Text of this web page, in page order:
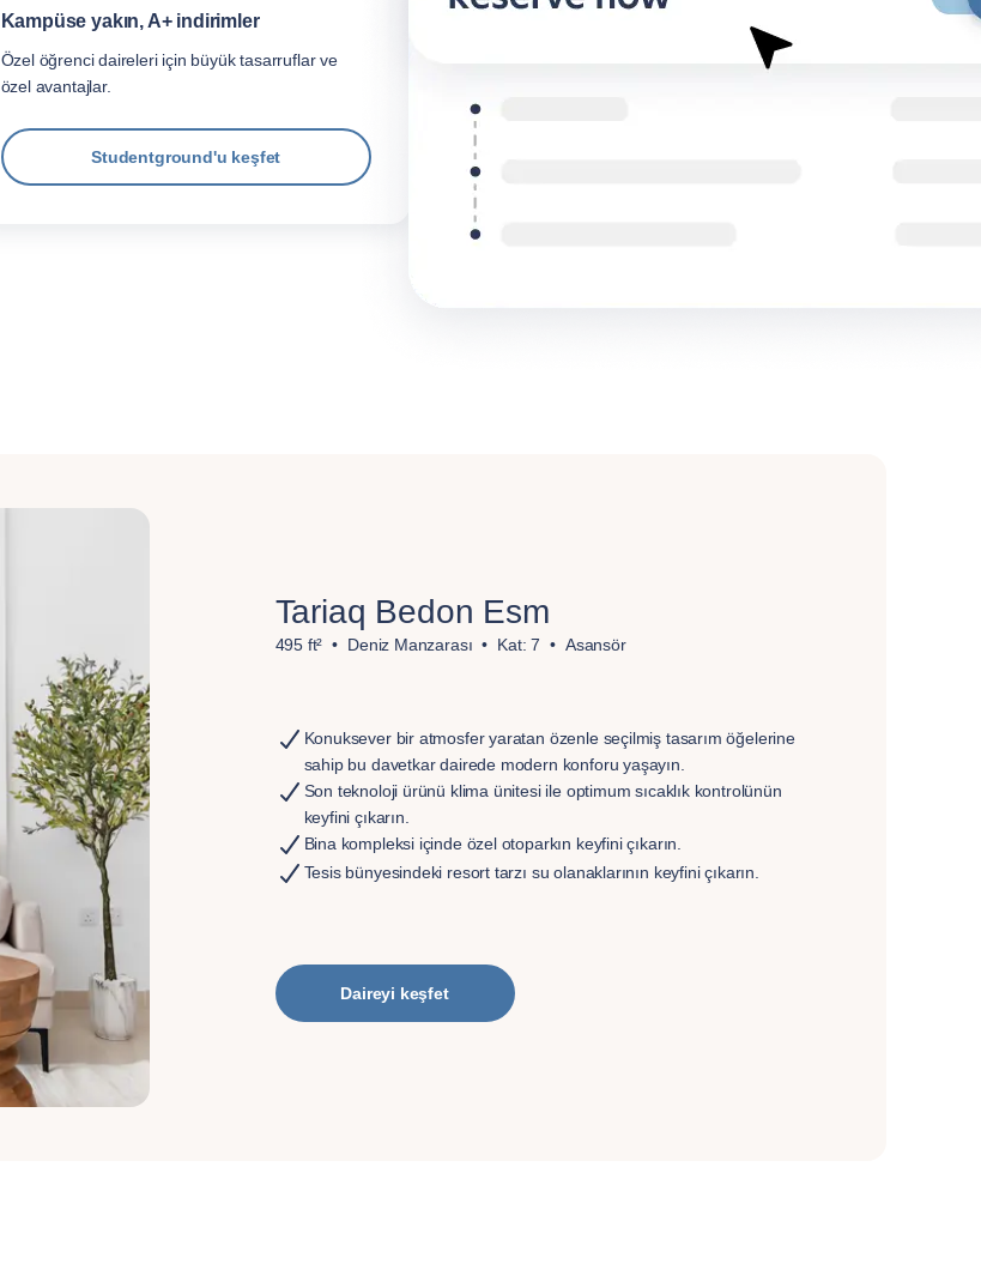
Kampüse yakın, A+ indirimler
Özel öğrenci daireleri için büyük tasarruflar ve
özel avantajlar.
Studentground'u keşfet
Tariaq Bedon Esm
495 ft² Deniz Manzarası Kat: 7 Asansör
Konuksever bir atmosfer yaratan özenle seçilmiş tasarım öğelerine
sahip bu davetkar dairede modern konforu yaşayın.
Son teknoloji ürünü klima ünitesi ile optimum sıcaklık kontrolünün
keyfini çıkarın.
Bina kompleksi içinde özel otoparkın keyfini çıkarın.
Tesis bünyesindeki resort tarzı su olanaklarının keyfini çıkarın.
Daireyi keşfet